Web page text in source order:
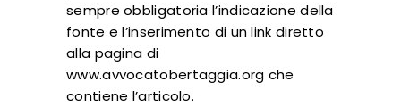
sempre obbligatoria l’indicazione della
fonte e l’inserimento di un link diretto
alla pagina di
www.avvocatobertaggia.org che
contiene l’articolo.